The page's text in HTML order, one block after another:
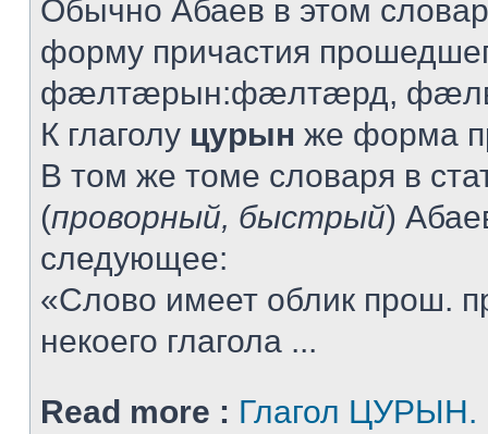
Обычно Абаев в этом
форму причастия
фæлтæрын:фæлтæрд,
К глаголу цурын же форма
В том же томе словаря в
(проворный, быстрый)
следующее:
«Слово имеет облик прош.
некоего глагола ...
Read more : Глагол ЦУРЫН.